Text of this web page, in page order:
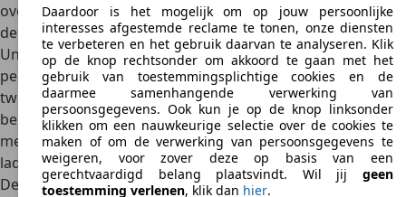
overeen met de Jeep Wrangler. Doordat de carrosserie van
de Gladiator bijna hetzelfde is als die van de Wrangler
Unlimited, biedt de Gladiator voldoenderuimte om vijf
personenin redelijk comfort mee te nemen. Achter de
tweede zitrij houdt de cabine van de Gladiator op en
beland je in eenopen laadbak van 1,5 meter lang en 1,32
meter breed . Daarin kun je tot 725 kilogram aan gewicht
laden.
De belangrijkste specificaties op een rij
Daardoor is het mogelijk om op jouw persoonlijke
interesses afgestemde reclame te tonen, onze diensten
te verbeteren en het gebruik daarvan te analyseren. Klik
op de knop rechtsonder om akkoord te gaan met het
gebruik van toestemmingsplichtige cookies en de
daarmee samenhangende verwerking van
persoonsgegevens. Ook kun je op de knop linksonder
klikken om een nauwkeurige selectie over de cookies te
maken of om de verwerking van persoonsgegevens te
weigeren, voor zover deze op basis van een
gerechtvaardigd belang plaatsvindt. Wil jij geen
toestemming verlenen, klik dan hier.